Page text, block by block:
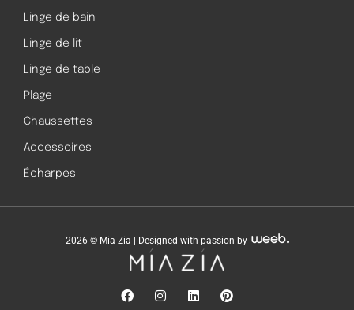
Linge de bain
Linge de lit
Linge de table
Plage
Chaussettes
Accessoires
Écharpes
2026 © Mia Zia | Designed with passion by